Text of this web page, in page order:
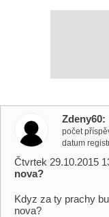
Zdeny60
počet
datum
Čtvrtek 29.10.2015
nova?
Kdyz za ty prachy
nova?